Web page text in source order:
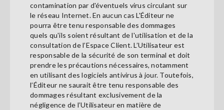
contamination par d'éventuels virus circulant sur
le réseau Internet. En aucun cas L'Éditeur ne
pourra être tenu responsable des dommages
quels qu'ils soient résultant de l'utilisation et de la
consultation de l’Espace Client. L’Utilisateur est
responsable de la sécurité de son terminal et doit
prendre les précautions nécessaires, notamment
en utilisant des logiciels antivirus à jour. Toutefois,
l’Éditeur ne saurait être tenu responsable des
dommages résultant exclusivement de la
négligence de l’Utilisateur en matière de